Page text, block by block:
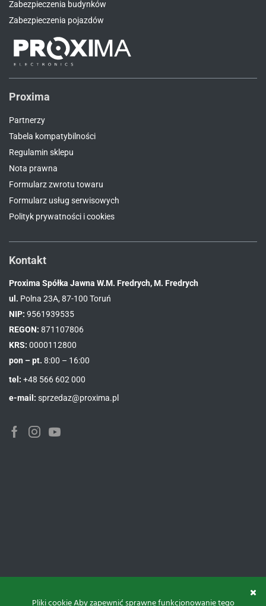
Zabezpieczenia budynków
Zabezpieczenia pojazdów
Proxima
Partnerzy
Tabela kompatybilności
Regulamin sklepu
Nota prawna
Formularz zwrotu towaru
Formularz usług serwisowych
Polityk prywatności i cookies
Kontakt
Proxima Spółka Jawna W.M. Fredrych, M. Fredrych
ul. Polna 23A, 87-100 Toruń
NIP: 9561939535
REGON: 871107806
KRS: 0000112800
pon – pt. 8:00 – 16:00
tel: +48 566 602 000
e-mail: sprzedaz@proxima.pl
FacebookInstagramYoutube